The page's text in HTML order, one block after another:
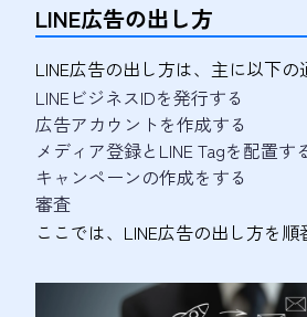
LINE広告の出し方
LINE広告の出し方は、主に以下の
LINEビジネスIDを発行する
広告アカウントを作成する
メディア登録とLINE Tagを配置す
キャンペーンの作成をする
審査
ここでは、LINE広告の出し方を順